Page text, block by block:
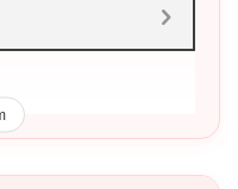
– xanh lá / Hồng